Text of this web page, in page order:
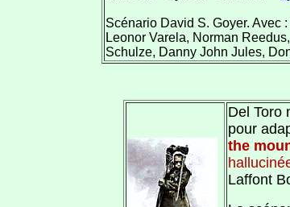
Scénario David S. Goyer. Avec
Leonor Varela, Norman
Schulze, Danny John Jules,
Del Toro
pour
the
Laffont